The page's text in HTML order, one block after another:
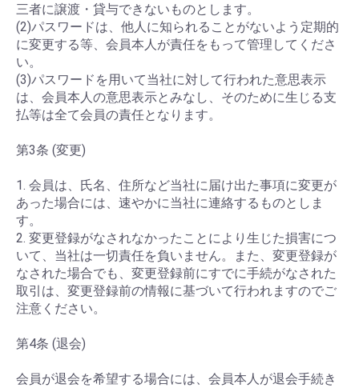
三者に譲渡・貸与できないものとします。
(2)パスワードは、他人に知られることがないよう定期的
に変更する等、会員本人が責任をもって管理してくださ
い。
(3)パスワードを用いて当社に対して行われた意思表示
は、会員本人の意思表示とみなし、そのために生じる支
払等は全て会員の責任となります。
第3条 (変更)
1. 会員は、氏名、住所など当社に届け出た事項に変更が
あった場合には、速やかに当社に連絡するものとしま
す。
2. 変更登録がなされなかったことにより生じた損害につ
いて、当社は一切責任を負いません。また、変更登録が
なされた場合でも、変更登録前にすでに手続がなされた
取引は、変更登録前の情報に基づいて行われますのでご
注意ください。
第4条 (退会)
会員が退会を希望する場合には、会員本人が退会手続き